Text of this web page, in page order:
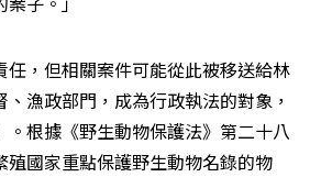
任，但相關案件可能從此被移送給林
漁政部門，成為行政執法的對象，
。根據《野生動物保護法》第二十八
殖國家重點保護野生動物名錄的物